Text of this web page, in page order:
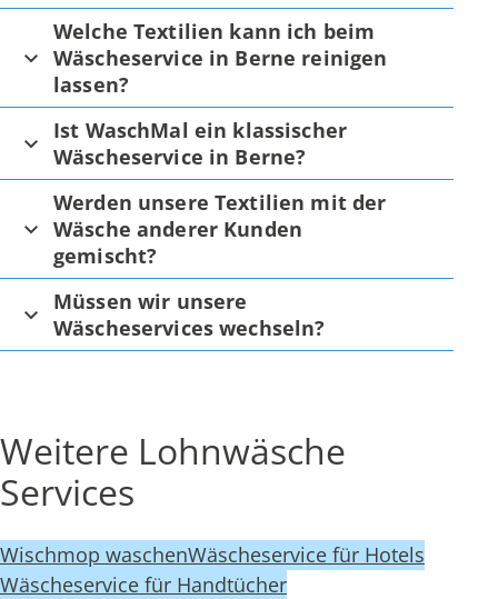
Welche Textilien kann ich beim
Wäscheservice in Berne reinigen
lassen?
Ist WaschMal ein klassischer
Wäscheservice in Berne?
Werden unsere Textilien mit der
Wäsche anderer Kunden
gemischt?
Müssen wir unsere
Wäscheservices wechseln?
Weitere Lohnwäsche
Services
Wischmop waschenWäscheservice für Hotels
Wäscheservice für Handtücher